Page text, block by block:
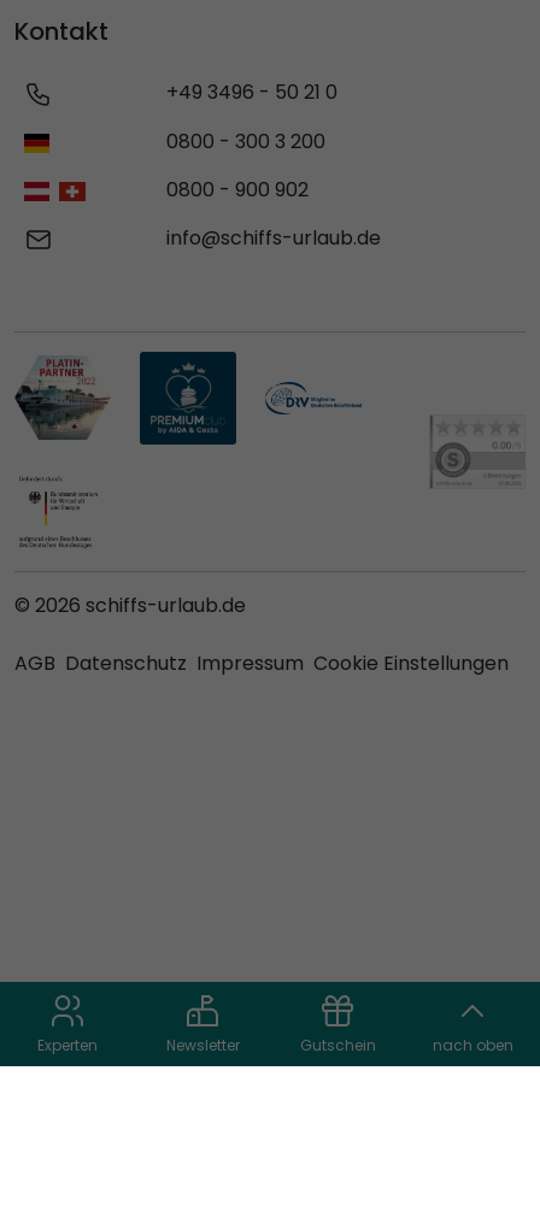
Experten Newsletter Gutschein nach oben
Kontakt
+49 3496 - 50 21 0
0800 - 300 3 200
0800 - 900 902
info@schiffs-urlaub.de
© 2026 schiffs-urlaub.de
AGB Datenschutz Impressum Cookie Einstellungen